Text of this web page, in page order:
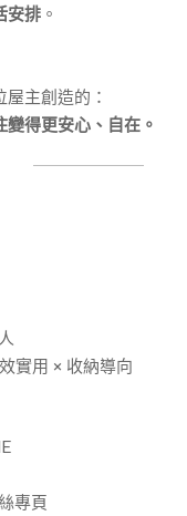
安排。
主創造的：
得更安心、自在。
實用 × 收納導向
專頁